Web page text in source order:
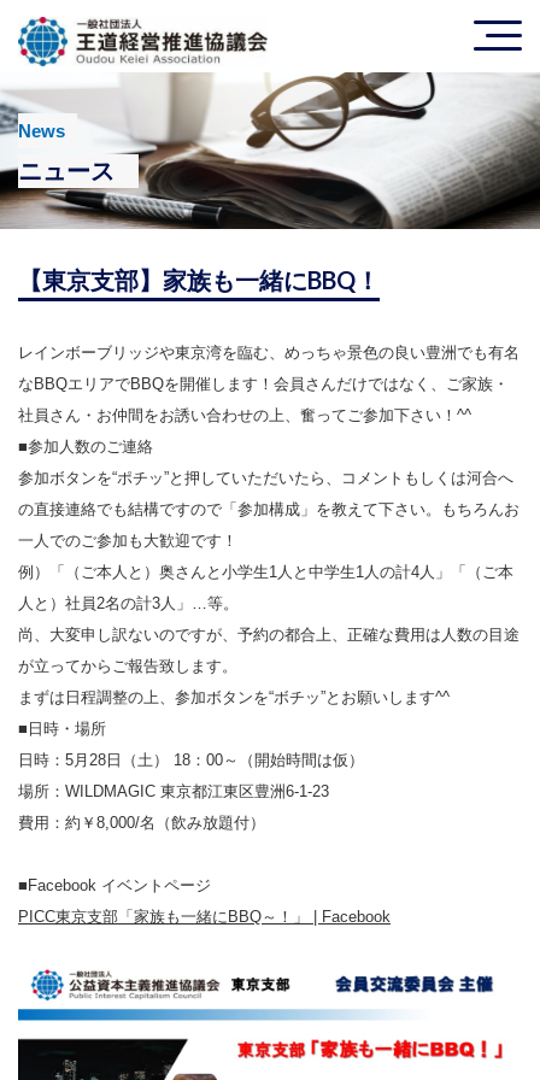
News
ニュース
【東京支部】家族も一緒にBBQ！
レインボーブリッジや東京湾を臨む、めっちゃ景色の良い豊洲でも有名
なBBQエリアでBBQを開催します！会員さんだけではなく、ご家族・
社員さん・お仲間をお誘い合わせの上、奮ってご参加下さい！^^
■参加人数のご連絡
参加ボタンを“ポチッ”と押していただいたら、コメントもしくは河合へ
の直接連絡でも結構ですので「参加構成」を教えて下さい。もちろんお
一人でのご参加も大歓迎です！
例）「（ご本人と）奥さんと小学生1人と中学生1人の計4人」「（ご本
人と）社員2名の計3人」…等。
尚、大変申し訳ないのですが、予約の都合上、正確な費用は人数の目途
が立ってからご報告致します。
まずは日程調整の上、参加ボタンを“ボチッ”とお願いします^^
■日時・場所
日時：5月28日（土） 18：00～（開始時間は仮）
場所：WILDMAGIC 東京都江東区豊洲6-1-23
費用：約￥8,000/名（飲み放題付）
■Facebook イベントページ
PICC東京支部「家族も一緒にBBQ～！」 | Facebook